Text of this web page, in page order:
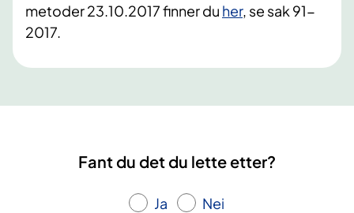
metoder 23.10.2017 finner du her, se sak 91-
2017.
Fant du det du lette etter?
Ja Nei